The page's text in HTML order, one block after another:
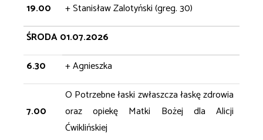
19.00
+ Stanisław Zalotyński (greg. 30)
ŚRODA 01.07.2026
6.30
+ Agnieszka
7.00
O Potrzebne łaski zwłaszcza łaskę zdrowia
oraz opiekę Matki Bożej dla Alicji
Ćwiklińskiej